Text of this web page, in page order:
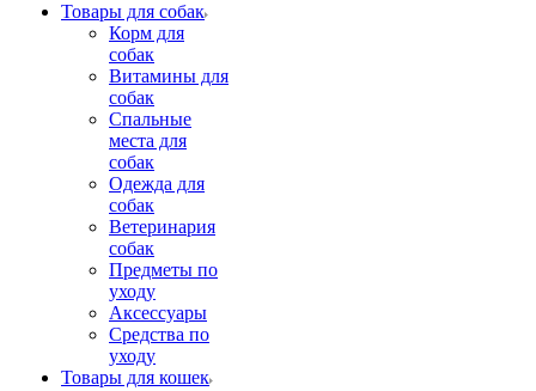
Товары для собак
Корм для
собак
Витамины для
собак
Спальные
места для
собак
Одежда для
собак
Ветеринария
собак
Предметы по
уходу
Аксессуары
Средства по
уходу
Товары для кошек